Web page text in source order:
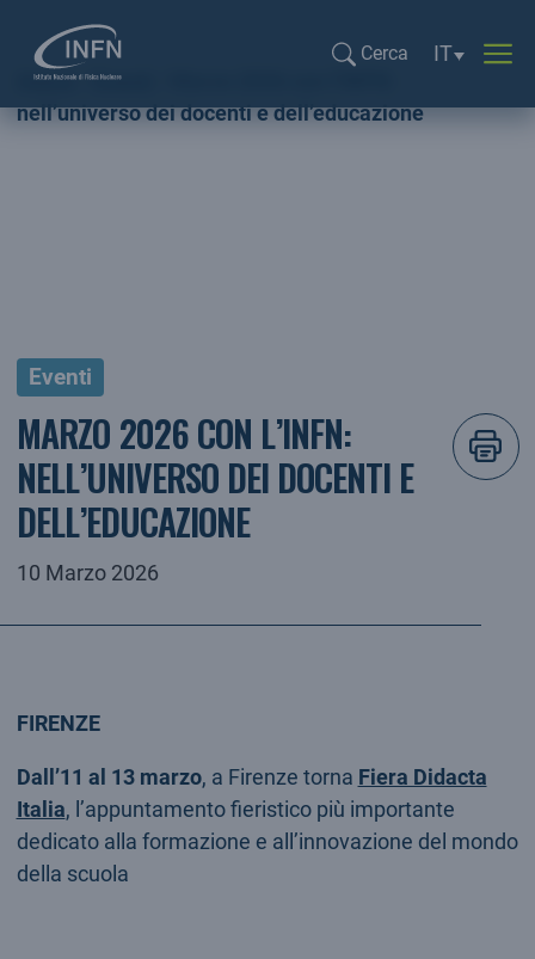
Cerca
Selezione
IT
Home
Eventi
nell’universo dei docenti e dell’educazione
Eventi
MARZO 2026 CON L’INFN:
NELL’UNIVERSO DEI DOCENTI E
DELL’EDUCAZIONE
10 Marzo 2026
FIRENZE
Dall’11 al 13 marzo, a Firenze torna Fiera Didacta
Italia, l’appuntamento fieristico più importante
dedicato alla formazione e all’innovazione del mondo
della scuola